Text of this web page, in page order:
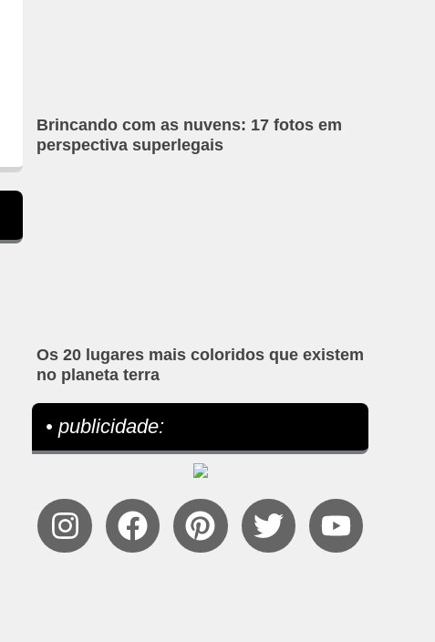
Brincando com as nuvens: 17 fotos em
perspectiva superlegais
Os 20 lugares mais coloridos que existem
no planeta terra
• publicidade: